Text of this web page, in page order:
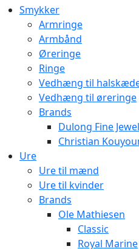
Smykker
Armringe
Armbånd
Øreringe
Ringe
Vedhæng til
Vedhæng til øreringe
Brands
Dulong Fine
Christian
Ure
Ure til mænd
Ure til kvinder
Brands
Ole Mathiesen
Classic
Royal Marine